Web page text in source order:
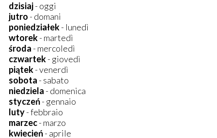
dzisiaj- oggi
jutro - domani
poniedziałek- lunedì
wtorek- martedì
środa - mercoledì
czwartek- giovedì
piątek- venerdì
sobota - sabato
niedziela - domenica
styczeń- gennaio
luty- febbraio
marzec- marzo
kwiecień- aprile